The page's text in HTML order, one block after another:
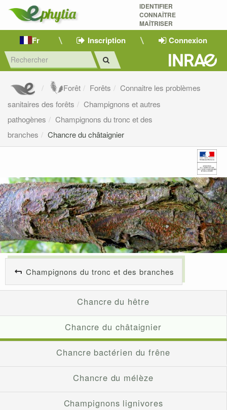
IDENTIFIER
CONNAÎTRE
MAÎTRISER
Fr Inscription Connexion
Forêt Forêts
Connaitre les problèmes
sanitaires des forêts
Champignons et autres
pathogènes
Champignons du tronc et des
branches
Chancre du châtaignier
Champignons du tronc et des branches
Chancre du hêtre
Chancre du châtaignier
Chancre bactérien du frêne
Chancre du mélèze
Champignons lignivores